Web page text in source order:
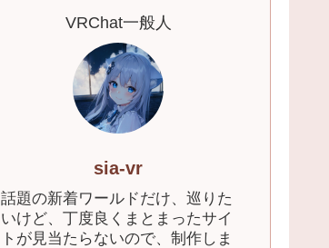
VRChat一般人
sia-vr
話題の新着ワールドだけ、巡りた
いけど、丁度良くまとまったサイ
トが見当たらないので、制作しま